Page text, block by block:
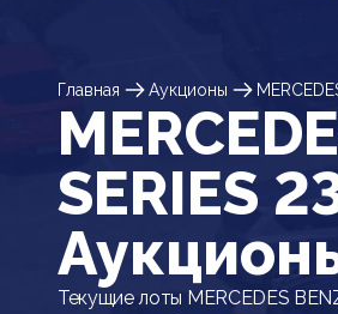
Главная Аукционы
SERIES
Текущие лоты MERCEDES